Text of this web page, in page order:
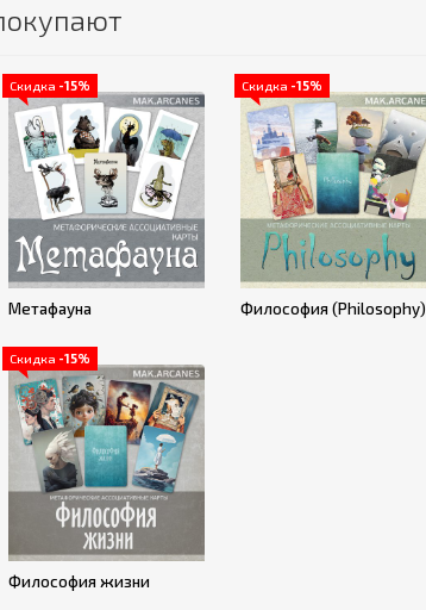
Скидка -15%
Метафауна
Скидка -15%
Философия (Philosophy)
Скидка -15%
Философия жизни